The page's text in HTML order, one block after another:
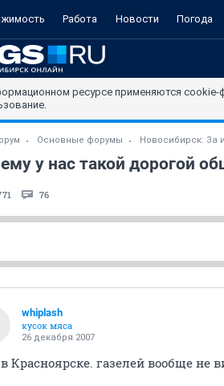
Работа Новости Погода
ресурсе применяются
Основные форумы Новосибирск: За
у нас такой дорогой
76
whiplash
кусок мяса
26 декабря 2007
Красноярске. газелей вообще не